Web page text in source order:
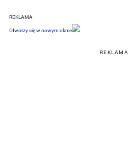
REKLAMA
Otworzy się w nowym oknie
REKLAMA